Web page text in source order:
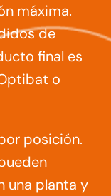
máxima.
de
final es
o
posición.
una planta y